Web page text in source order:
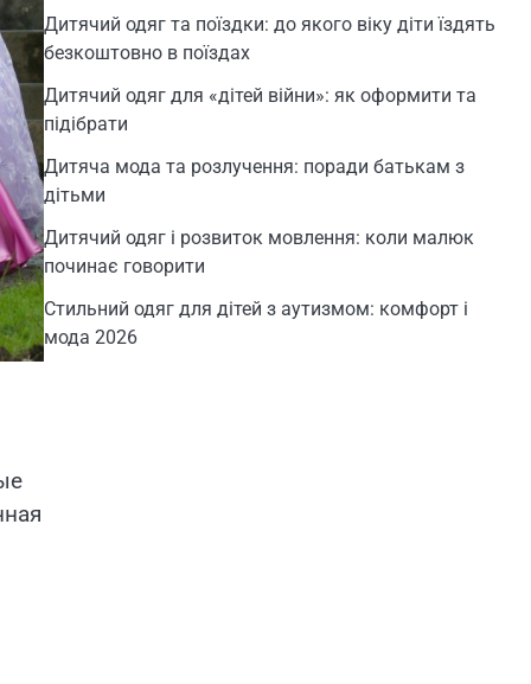
Дитячий одяг та поїздки: до якого віку діти їздять
безкоштовно в поїздах
Дитячий одяг для «дітей війни»: як оформити та
підібрати
Дитяча мода та розлучення: поради батькам з
дітьми
Дитячий одяг і розвиток мовлення: коли малюк
починає говорити
Стильний одяг для дітей з аутизмом: комфорт і
мода 2026